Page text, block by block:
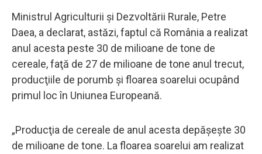
Ministrul Agriculturii şi Dezvoltării Rurale, Petre
Daea, a declarat, astăzi, faptul că România a realizat
anul acesta peste 30 de milioane de tone de
cereale, faţă de 27 de milioane de tone anul trecut,
producţiile de porumb şi floarea soarelui ocupând
primul loc în Uniunea Europeană.
„Producţia de cereale de anul acesta depăşeşte 30
de milioane de tone. La floarea soarelui am realizat